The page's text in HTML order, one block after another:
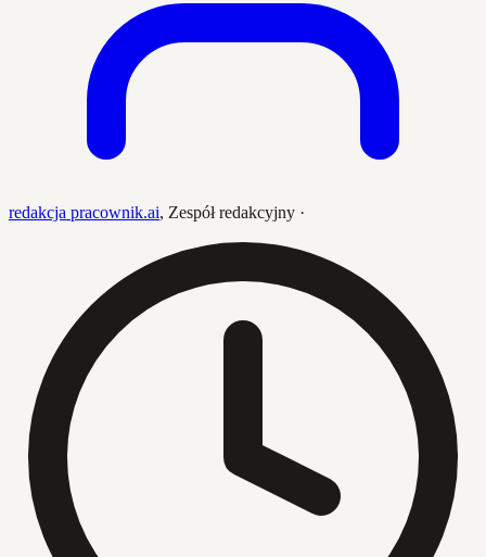
redakcja pracownik.ai, Zespół redakcyjny ·